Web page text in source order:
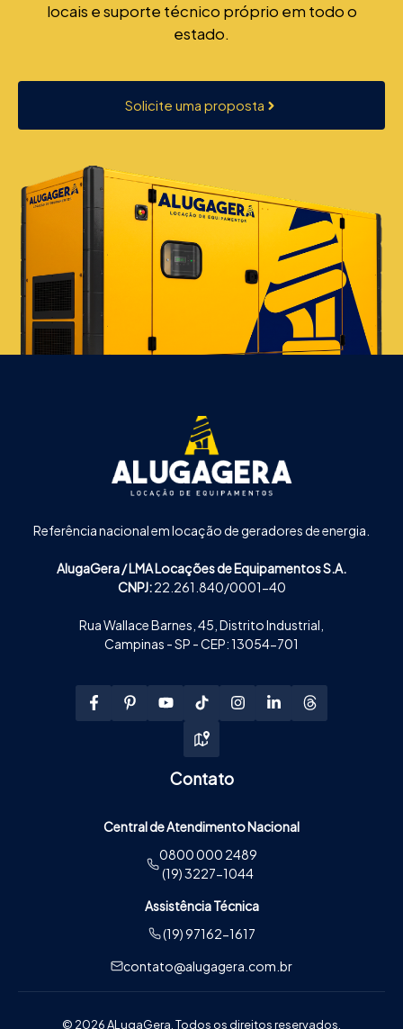
locais e suporte técnico próprio em todo o
estado.
Solicite uma proposta
Referência nacional em locação de geradores de energia.
AlugaGera / LMA Locações de Equipamentos S.A.
CNPJ:22.261.840/0001-40
Rua Wallace Barnes, 45, Distrito Industrial,
Campinas - SP - CEP: 13054-701
Contato
Central de Atendimento Nacional
0800 000 2489
(19) 3227-1044
Assistência Técnica
(19) 97162-1617
contato@alugagera.com.br
© 2026 ALugaGera. Todos os direitos reservados.